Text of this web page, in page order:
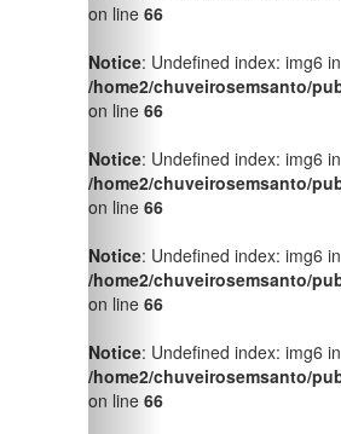
on line 66
Notice: Undefined index: img6 in
/home2/chuveirosemsanto/
on line 66
Notice: Undefined index: img6 in
/home2/chuveirosemsanto/
on line 66
Notice: Undefined index: img6 in
/home2/chuveirosemsanto/
on line 66
Notice: Undefined index: img6 in
/home2/chuveirosemsanto/
on line 66